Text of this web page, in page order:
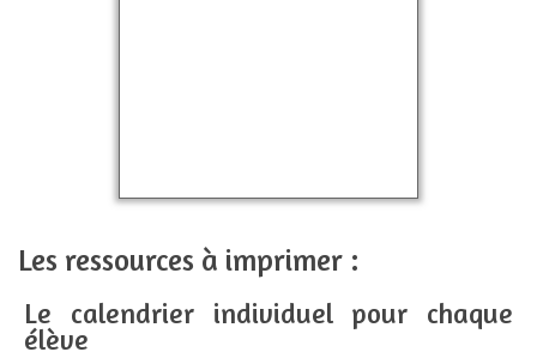
Les ressources à imprimer :
Le calendrier individuel pour chaque
élève